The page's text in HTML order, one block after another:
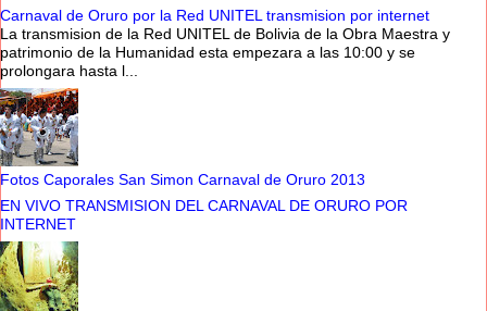
Carnaval de Oruro por la Red UNITEL transmision por internet
La transmision de la Red UNITEL de Bolivia de la Obra Maestra y
patrimonio de la Humanidad esta empezara a las 10:00 y se
prolongara hasta l...
Fotos Caporales San Simon Carnaval de Oruro 2013
EN VIVO TRANSMISION DEL CARNAVAL DE ORURO POR
INTERNET